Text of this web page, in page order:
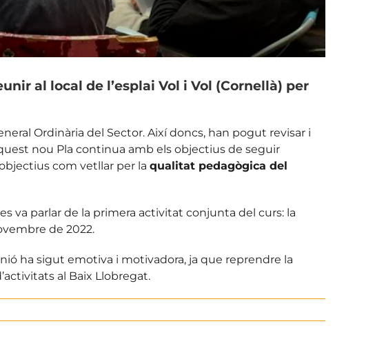
al local de l’esplai Vol i Vol (Cornellà) per
Ordinària del Sector. Així doncs, han pogut revisar i
nou Pla continua amb els objectius de seguir
com vetllar per la qualitat pedagògica del
va parlar de la primera activitat conjunta del curs: la
de 2022.
ha sigut emotiva i motivadora, ja que reprendre la
al Baix Llobregat.